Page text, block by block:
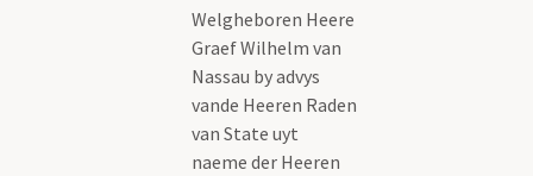
Welgheboren Heere
Graef Wilhelm van
Nassau by advys
vande Heeren Raden
van State uyt
naeme der Heeren